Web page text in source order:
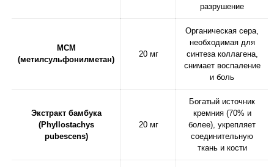
разрушение
МСМ
(метилсульфонилметан)
20 мг
Органическая сера,
необходимая для
синтеза коллагена,
снимает воспаление
и боль
Экстракт бамбука
(Phyllostachys
pubescens)
20 мг
Богатый источник
кремния (70% и
более), укрепляет
соединительную
ткань и кости